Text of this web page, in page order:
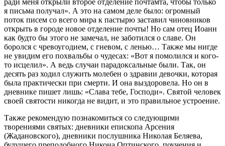
я письма получал». А это на самом деле было: огромный
поток писем со всего мира к пастырю заставил чиновников
открыть в городе новое отделение почты! Но сам отец Иоанн
как будто бы этого не замечал, не заботился о славе. Он
боролся с чревоугодием, с гневом, с ленью… Также мы нигде
не увидим его похвальбы о чудесах: «Вот я помолился и кого-
то исцелил». А ведь случаи парадоксальные были. Так, он
десять раз ходил служить молебен о здравии девочки, которая
была практически при смерти. И она выздоровела. Но он в
дневнике пишет лишь: «Слава тебе, Господи». Святой человек
своей святости никогда не видит, и это правильное устроение.
Также рекомендую познакомиться со следующими
творениями святых: дневники епископа Арсения
(Жадановского), дневники послушника Николая Беляева,